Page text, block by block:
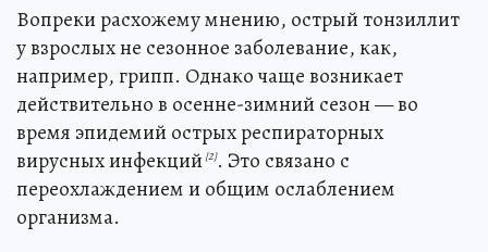
Вопреки расхожему мнению, острый тонзиллит
у взрослых не сезонное заболевание, как,
например, грипп. Однако чаще возникает
действительно в осенне-зимний сезон — во
время эпидемий острых респираторных
вирусных инфекций [2]. Это связано с
переохлаждением и общим ослаблением
организма.